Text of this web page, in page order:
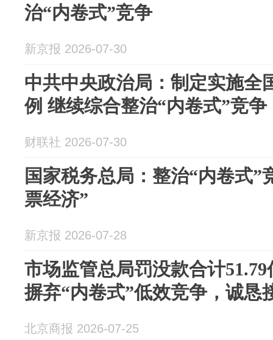
治“内卷式”竞争
新京报 2026-07-30
中共中央政治局：制定实施全
例 继续综合整治“内卷式”竞争
财联社 2026-07-30
国家税务总局：整治“内卷式”
票经济”
新京报 2026-07-28
市场监管总局罚没款合计
摒弃“内卷式”低效竞争，诚恳
北京商报 2026-07-25